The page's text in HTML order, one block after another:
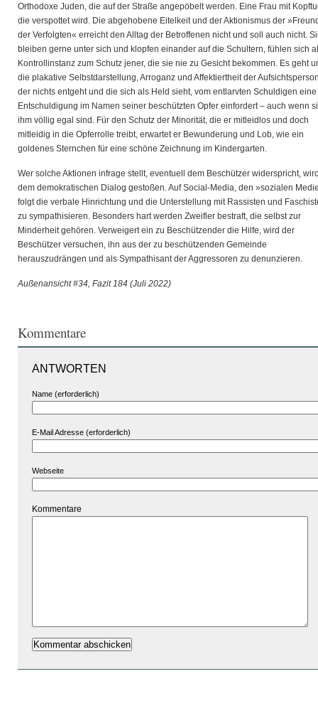
Orthodoxe Juden, die auf der Straße angepöbelt werden. Eine Frau mit
die verspottet wird. Die abgehobene Eitelkeit und der Aktionismus der
der Verfolgten« erreicht den Alltag der Betroffenen nicht und soll auch nicht.
bleiben gerne unter sich und klopfen einander auf die Schultern, fühlen sich
Kontrollinstanz zum Schutz jener, die sie nie zu Gesicht bekommen. Es geht
die plakative Selbstdarstellung, Arroganz und Affektiertheit der
der nichts entgeht und die sich als Held sieht, vom entlarvten Schuldigen eine
Entschuldigung im Namen seiner beschützten Opfer einfordert – auch wenn
ihm völlig egal sind. Für den Schutz der Minorität, die er mitleidlos und doch
mitleidig in die Opferrolle treibt, erwartet er Bewunderung und Lob, wie ein
goldenes Sternchen für eine schöne Zeichnung im Kindergarten.
Wer solche Aktionen infrage stellt, eventuell dem Beschützer widerspricht,
dem demokratischen Dialog gestoßen. Auf Social-Media, den »sozialen
folgt die verbale Hinrichtung und die Unterstellung mit Rassisten und
zu sympathisieren. Besonders hart werden Zweifler bestraft, die selbst zur
Minderheit gehören. Verweigert ein zu Beschützender die Hilfe, wird der
Beschützer versuchen, ihn aus der zu beschützenden Gemeinde
herauszudrängen und als Sympathisant der Aggressoren zu denunzieren.
Außenansicht #34, Fazit 184 (Juli 2022)
Kommentare
ANTWORTEN
Name (erforderlich)
E-Mail Adresse (erforderlich)
Webseite
Kommentare